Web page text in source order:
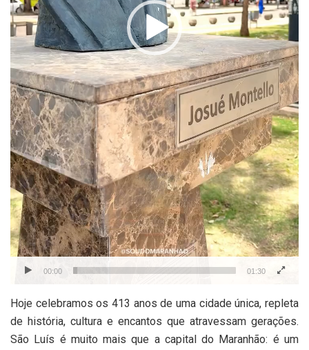
00:00 01:30
Hoje celebramos os 413 anos de uma cidade única, repleta
de história, cultura e encantos que atravessam gerações.
São Luís é muito mais que a capital do Maranhão: é um